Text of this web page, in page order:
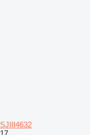
SJIII4632
17